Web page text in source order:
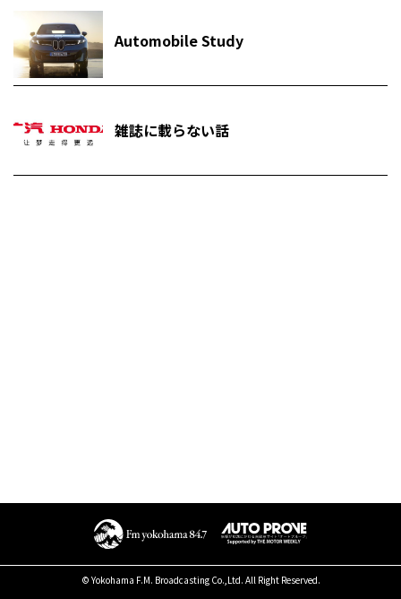
Automobile Study
雑誌に載らない話
© Yokohama F.M. Broadcasting Co.,Ltd. All Right Reserved.